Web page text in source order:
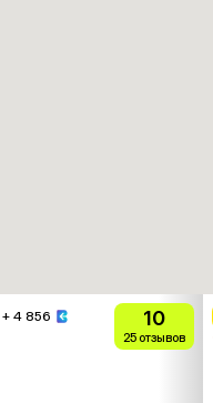
+ 4 856 10
25 отзывов